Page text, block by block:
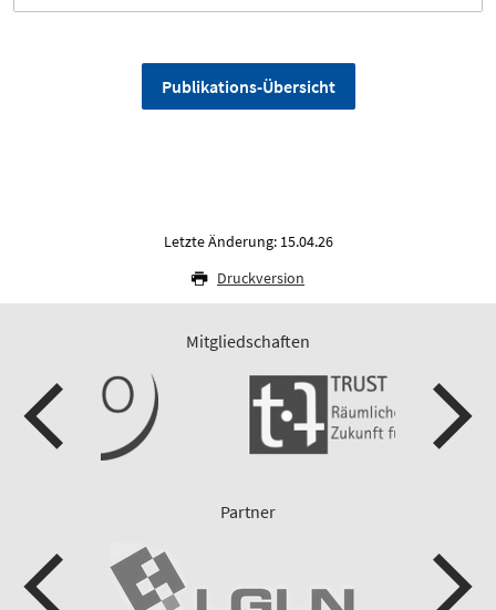
Publikations-Übersicht
Letzte Änderung: 15.04.26
Druckversion
Mitgliedschaften
Partner